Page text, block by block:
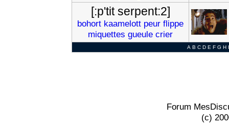
[:p'tit serpent:2]
bohort kaamelott peur flippe
miquettes gueule crier
A B C D E F G H I
Forum
(c)